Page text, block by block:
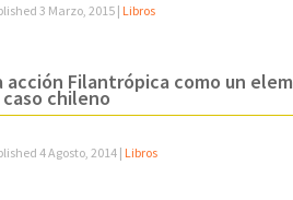
3 Marzo, 2015 | Libros
acción Filantrópica como un
caso chileno
4 Agosto, 2014 | Libros